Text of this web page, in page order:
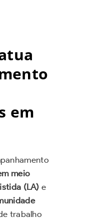
em
meio
(LA) e
trabalho